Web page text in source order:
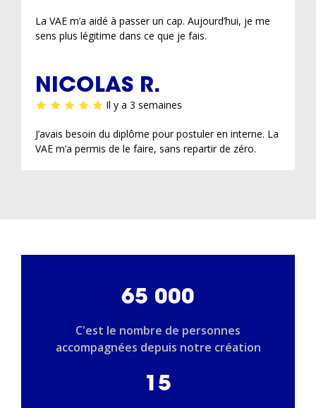
La VAE m’a aidé à passer un cap. Aujourd’hui, je me
sens plus légitime dans ce que je fais.
NICOLAS R.
Il y a 3 semaines
J’avais besoin du diplôme pour postuler en interne. La
VAE m’a permis de le faire, sans repartir de zéro.
65 000
C'est le nombre de personnes
accompagnées depuis notre création
15